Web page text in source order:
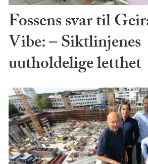
Fossens svar til
Vibe: – Siktlinjenes
uutholdelige letthet